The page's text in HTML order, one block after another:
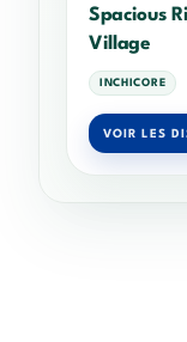
Spacious
Village
INCHICORE
VOIR LES